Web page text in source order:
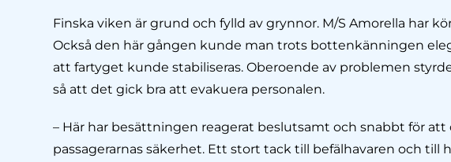
Finska viken är grund och fylld av grynnor. M/S Amorella har
Också den här gången kunde man trots bottenkänningen
att fartyget kunde stabiliseras. Oberoende av problemen
så att det gick bra att evakuera personalen.
– Här har besättningen reagerat beslutsamt och snabbt för att
passagerarnas säkerhet. Ett stort tack till befälhavaren och till